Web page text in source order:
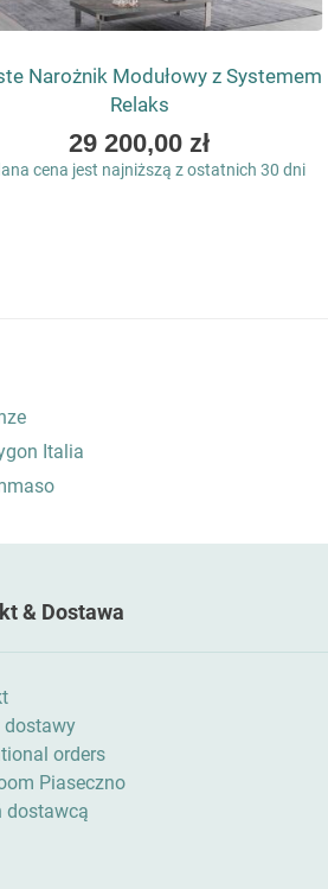
Narożnik Modułowy z Systemem
Relaks
As
low
29 200,00 zł
cena jest najniższą z ostatnich 30 dni
Italia
& Dostawa
dostawy
orders
Piaseczno
dostawcą